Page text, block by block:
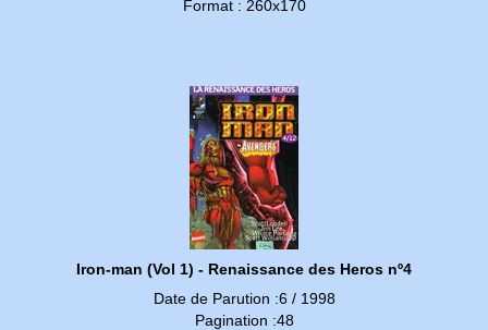
Format : 260x170
Iron-man (Vol 1) - Renaissance des Heros nº4
Date de Parution :6 / 1998
Pagination :48